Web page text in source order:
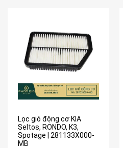
Lọc gió động cơ KIA
Seltos, RONDO, K3,
Spotage | 281133X000-
MB